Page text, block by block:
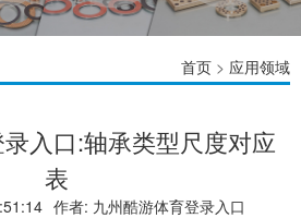
首页 > 应用领域
入口:轴承类型尺度对应
表
作者: 九州酷游体育登录入口